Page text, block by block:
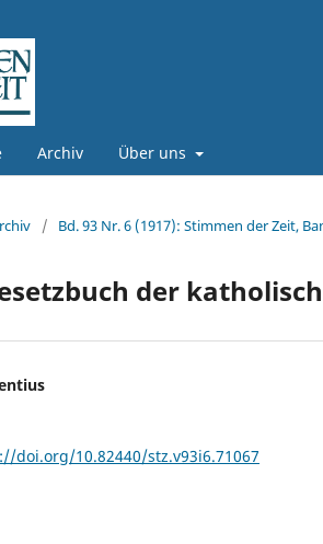
Archiv Über uns
/ Bd. 93 Nr. 6 (1917): Stimmen der Zeit,
der
doi.org/10.82440/stz.v93i6.71067